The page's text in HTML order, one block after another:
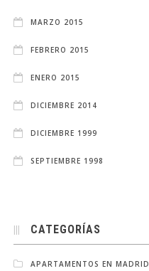
MARZO 2015
FEBRERO 2015
ENERO 2015
DICIEMBRE 2014
DICIEMBRE 1999
SEPTIEMBRE 1998
CATEGORÍAS
APARTAMENTOS EN MADRID